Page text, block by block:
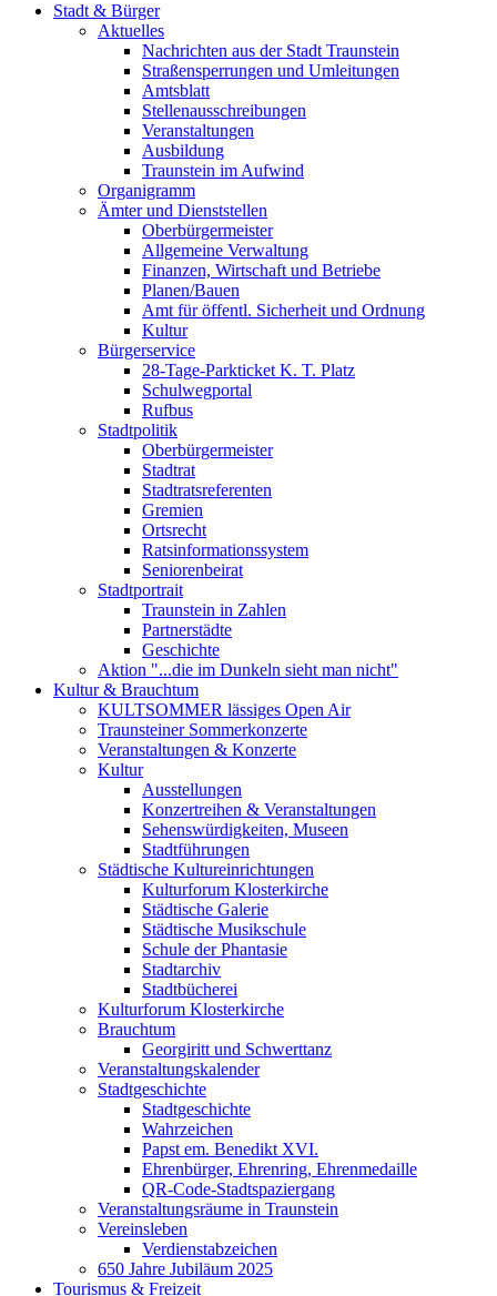
Stadt & Bürger
Aktuelles
Nachrichten aus der Stadt Traunstein
Straßensperrungen und Umleitungen
Amtsblatt
Stellenausschreibungen
Veranstaltungen
Ausbildung
Traunstein im Aufwind
Organigramm
Ämter und Dienststellen
Oberbürgermeister
Allgemeine Verwaltung
Finanzen, Wirtschaft und Betriebe
Planen/Bauen
Amt für öffentl. Sicherheit und Ordnung
Kultur
Bürgerservice
28-Tage-Parkticket K. T. Platz
Schulwegportal
Rufbus
Stadtpolitik
Oberbürgermeister
Stadtrat
Stadtratsreferenten
Gremien
Ortsrecht
Ratsinformationssystem
Seniorenbeirat
Stadtportrait
Traunstein in Zahlen
Partnerstädte
Geschichte
Aktion "...die im Dunkeln sieht man nicht"
Kultur & Brauchtum
KULTSOMMER lässiges Open Air
Traunsteiner Sommerkonzerte
Veranstaltungen & Konzerte
Kultur
Ausstellungen
Konzertreihen & Veranstaltungen
Sehenswürdigkeiten, Museen
Stadtführungen
Städtische Kultureinrichtungen
Kulturforum Klosterkirche
Städtische Galerie
Städtische Musikschule
Schule der Phantasie
Stadtarchiv
Stadtbücherei
Kulturforum Klosterkirche
Brauchtum
Georgiritt und Schwerttanz
Veranstaltungskalender
Stadtgeschichte
Stadtgeschichte
Wahrzeichen
Papst em. Benedikt XVI.
Ehrenbürger, Ehrenring, Ehrenmedaille
QR-Code-Stadtspaziergang
Veranstaltungsräume in Traunstein
Vereinsleben
Verdienstabzeichen
650 Jahre Jubiläum 2025
Tourismus & Freizeit